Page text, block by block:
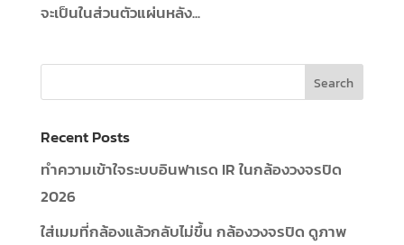
จะเป็นในส่วนตัวแผ่นหลัง...
Recent Posts
ทำความเข้าใจระบบอินฟาเรด IR ในกล้องวงจรปิด
2026
ใส่เมมที่กล้องแล้วกลับไม่ขึ้น กล้องวงจรปิด ดูภาพ